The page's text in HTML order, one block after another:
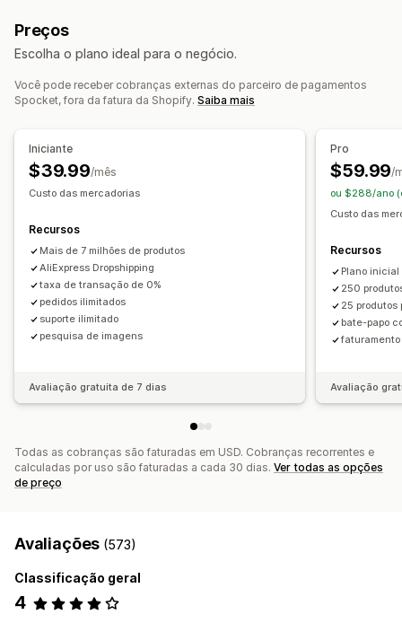
Produtos para bebês
Produtos para pets Móveis Negócios e escritórios
Equipamentos
Automotivo Produtos para adultos
Coreia do Sul
Dinamarca
Espanha
Estados Unidos
Japão
Portugal
Reino Unido
Ferramentas de design
Embalagens Personalização Modelos personalizados
Produtos
Presentes de Natal
Artesanatos com máquinas a laser
Orgânico
Marca branca Frete em lote
Frete ecológico Processamento de pedidos global
Frete múltiplo
Preço inclusivo
Acompanhamento de pedido
Preços
Escolha o plano ideal para o negócio.
Você pode receber cobranças externas do parceiro de pagamentos
Spocket, fora da fatura da Shopify. Saiba mais
Iniciante
$39.99/mês
Custo das mercadorias
Recursos
Mais de 7 milhões de produtos
AliExpress Dropshipping
taxa de transação de 0%
pedidos ilimitados
suporte ilimitado
pesquisa de imagens
Avaliação gratuita de 7 dias
Pro
$59.99/
ou $288/ano
Custo das
Recursos
Plano inicial
250
25 produtos
bate-papo
faturamento
Avaliação
Todas as cobranças são faturadas em USD. Cobranças recorrentes e
calculadas por uso são faturadas a cada 30 dias. Ver todas as opções
de preço
Avaliações (573)
Classificação geral
4